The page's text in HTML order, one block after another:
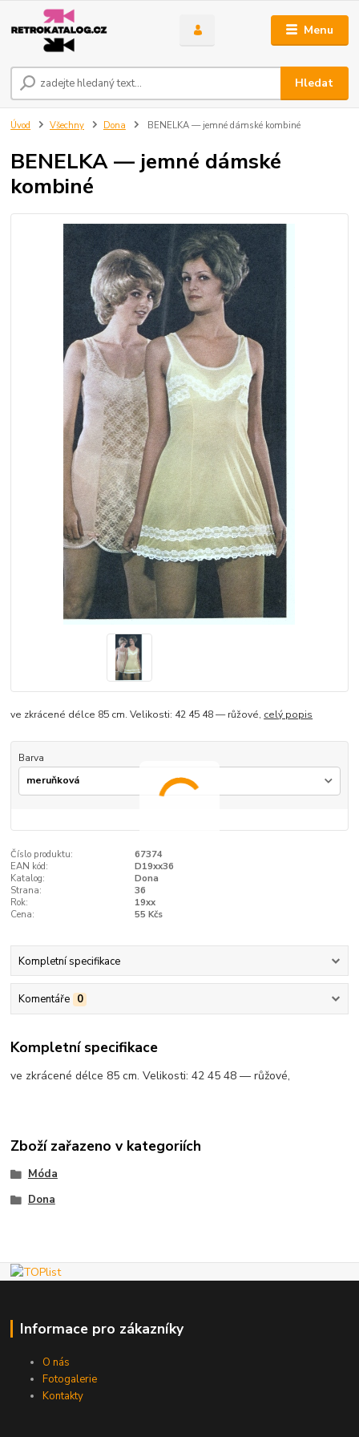
Menu
Hledat
Úvod Všechny Dona BENELKA — jemné dámské kombiné
BENELKA — jemné dámské
kombiné
ve zkrácené délce 85 cm. Velikosti: 42 45 48 — růžové, celý popis
Barva
Číslo produktu:
67374
EAN kód:
D19xx36
Katalog:
Dona
Strana:
36
Rok:
19xx
Cena:
55 Kčs
Kompletní specifikace
Komentáře 0
Kompletní specifikace
ve zkrácené délce 85 cm. Velikosti: 42 45 48 — růžové,
Zboží zařazeno v kategoriích
Móda
Dona
Informace pro zákazníky
O nás
Fotogalerie
Kontakty